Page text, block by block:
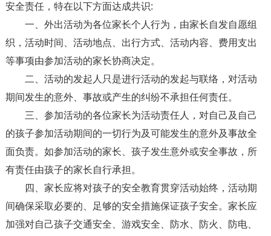
安全责任，特在以下方面达成共识:
一、外出活动为各位家长个人行为，由家长自发自愿组
织，活动时间、活动地点、出行方式、活动内容、费用支出
等事项由参加活动的家长协商决定。
二、活动的发起人只是进行活动的发起与联络，对活动
期间发生的意外、事故或产生的纠纷不承担任何责任。
三、参加活动的各位家长为活动责任人，对自己及自己
的孩子参加活动期间的一切行为及可能发生的意外及事故全
面负责。如参加活动的家长、孩子发生意外或安全事故，所
有责任由孩子的家长自行承担。
四、家长应将对孩子的安全教育贯穿活动始终，活动期
间确保采取必要的、足够的安全措施保证孩子安全。家长应
加强对自己孩子交通安全、游戏安全、防水、防火、防电、